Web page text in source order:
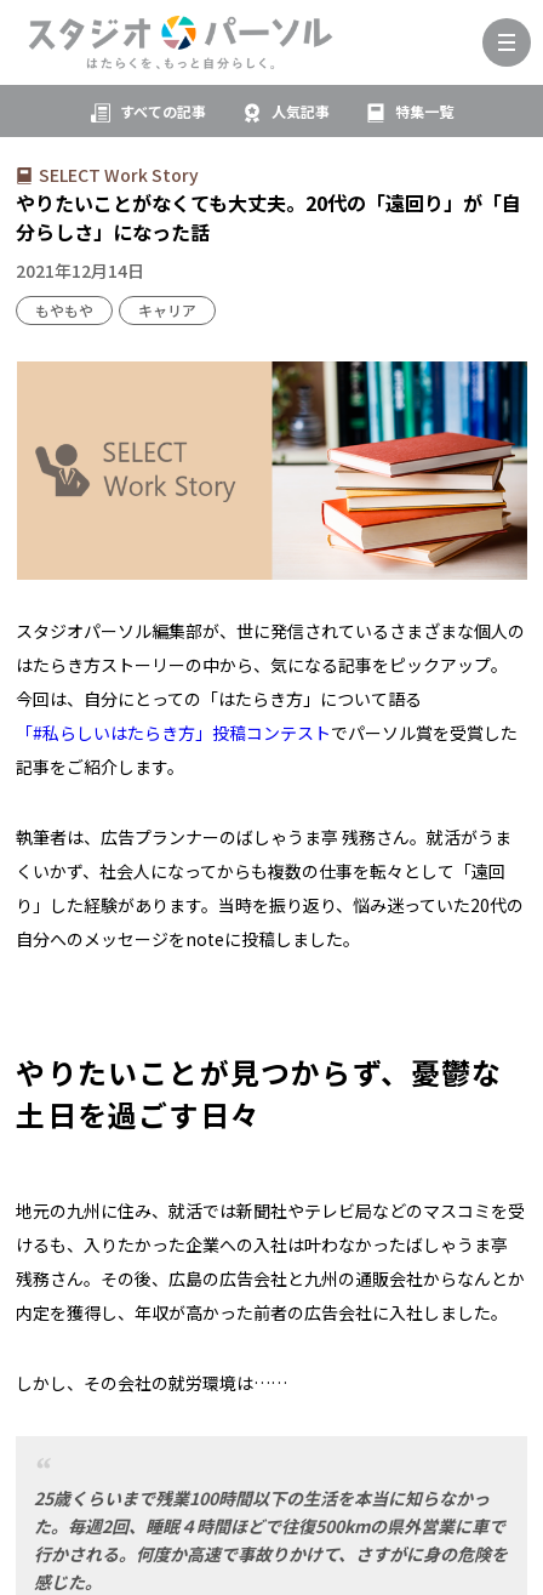
すべての記事 人気記事 特集一覧
SELECT Work Story
やりたいことがなくても大丈夫。20代の「遠回り」が「自
分らしさ」になった話
2021年12月14日
もやもや キャリア
スタジオパーソル編集部が、世に発信されているさまざまな個人の
はたらき方ストーリーの中から、気になる記事をピックアップ。
今回は、自分にとっての「はたらき方」について語る
「#私らしいはたらき方」投稿コンテストでパーソル賞を受賞した
記事をご紹介します。
執筆者は、広告プランナーのばしゃうま亭 残務さん。就活がうま
くいかず、社会人になってからも複数の仕事を転々として「遠回
り」した経験があります。当時を振り返り、悩み迷っていた20代の
自分へのメッセージをnoteに投稿しました。
やりたいことが見つからず、憂鬱な
土日を過ごす日々
地元の九州に住み、就活では新聞社やテレビ局などのマスコミを受
けるも、入りたかった企業への入社は叶わなかったばしゃうま亭
残務さん。その後、広島の広告会社と九州の通販会社からなんとか
内定を獲得し、年収が高かった前者の広告会社に入社しました。
しかし、その会社の就労環境は……
25歳くらいまで残業100時間以下の生活を本当に知らなかっ
た。毎週2回、睡眠４時間ほどで往復500kmの県外営業に車で
行かされる。何度か高速で事故りかけて、さすがに身の危険を
感じた。